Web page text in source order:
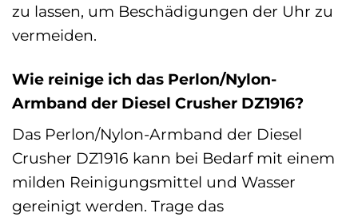
zu lassen, um Beschädigungen der Uhr zu
vermeiden.
Wie reinige ich das Perlon/Nylon-
Armband der Diesel Crusher DZ1916?
Das Perlon/Nylon-Armband der Diesel
Crusher DZ1916 kann bei Bedarf mit einem
milden Reinigungsmittel und Wasser
gereinigt werden. Trage das